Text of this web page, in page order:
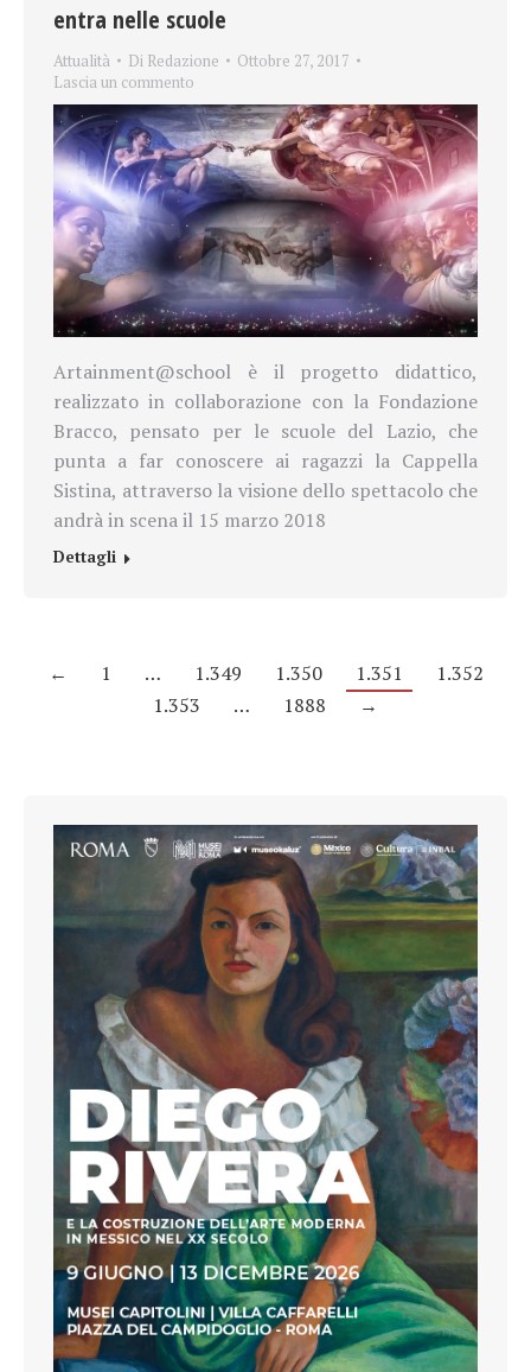
entra nelle scuole
Attualità Di Redazione
Ottobre 27, 2017
Lascia un commento
Artainment@school è il progetto didattico,
realizzato in collaborazione con la Fondazione
Bracco, pensato per le scuole del Lazio, che
punta a far conoscere ai ragazzi la Cappella
Sistina, attraverso la visione dello spettacolo che
andrà in scena il 15 marzo 2018
Dettagli
← 1 … 1.349 1.350 1.351
1.352
1.353
… 1888 →